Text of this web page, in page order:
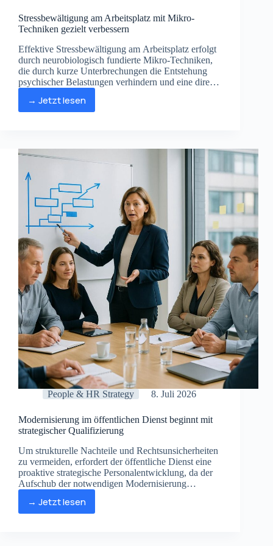
Stressbewältigung am Arbeitsplatz mit Mikro-
Techniken gezielt verbessern
Effektive Stressbewältigung am Arbeitsplatz erfolgt
durch neurobiologisch fundierte Mikro-Techniken,
die durch kurze Unterbrechungen die Entstehung
psychischer Belastungen verhindern und eine direkte
→ Jetzt lesen
Stressbewältigung
Mikro-
gezielt
verbessern
People & HR Strategy 8. Juli 2026
Modernisierung im öffentlichen Dienst beginnt mit
strategischer Qualifizierung
Um strukturelle Nachteile und Rechtsunsicherheiten
zu vermeiden, erfordert der öffentliche Dienst eine
proaktive strategische Personalentwicklung, da der
Aufschub der notwendigen Modernisierung
Fachkräftemangel den entscheidenden Kostenfaktor
darstellt.
→ Jetzt lesen
Modernisierung